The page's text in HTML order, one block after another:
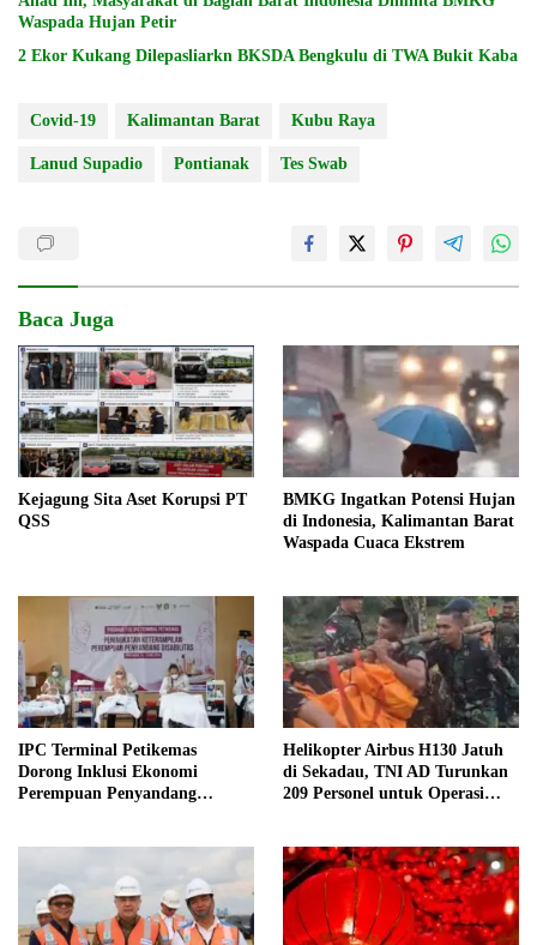
Waspada Hujan Petir
2 Ekor Kukang Dilepasliarkn BKSDA Bengkulu di TWA Bukit Kaba
Covid-19 Kalimantan Barat Kubu Raya
Lanud Supadio Pontianak Tes Swab
Baca Juga
Kejagung Sita Aset Korupsi PT
QSS
BMKG Ingatkan Potensi Hujan
di Indonesia, Kalimantan Barat
Waspada Cuaca Ekstrem
IPC Terminal Petikemas
Dorong Inklusi Ekonomi
Perempuan Penyandang
Helikopter Airbus H130 Jatuh
di Sekadau, TNI AD Turunkan
209 Personel untuk Operasi